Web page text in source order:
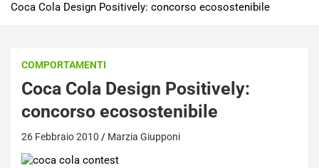
Coca Cola Design Positively: concorso ecosostenibile
COMPORTAMENTI
Coca Cola Design Positively:
concorso ecosostenibile
26 Febbraio 2010 Marzia Giupponi